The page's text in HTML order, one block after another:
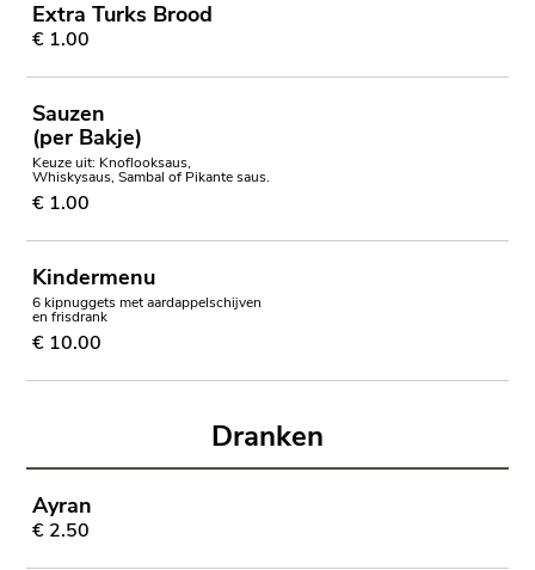
Extra Turks Brood
€ 1.00
Sauzen
(per Bakje)
Keuze uit: Knoflooksaus,
Whiskysaus, Sambal of Pikante saus.
€ 1.00
Kindermenu
6 kipnuggets met aardappelschijven
en frisdrank
€ 10.00
Dranken
Ayran
€ 2.50